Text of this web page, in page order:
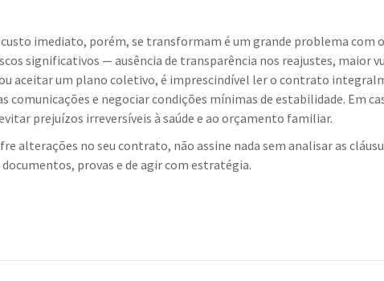
imediato, porém, se transformam é um grande problema com
significativos — ausência de transparência nos reajustes, maior
aceitar um plano coletivo, é imprescindível ler o contrato
e negociar condições mínimas de estabilidade. Em
prejuízos irreversíveis à saúde e ao orçamento familiar.
alterações no seu contrato, não assine nada sem analisar as
provas e de agir com estratégia.